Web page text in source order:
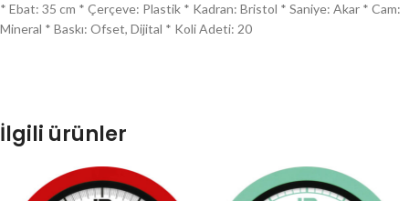
* Ebat: 35 cm * Çerçeve: Plastik * Kadran: Bristol * Saniye: Akar * Cam:
Mineral * Baskı: Ofset, Dijital * Koli Adeti: 20
İlgili ürünler